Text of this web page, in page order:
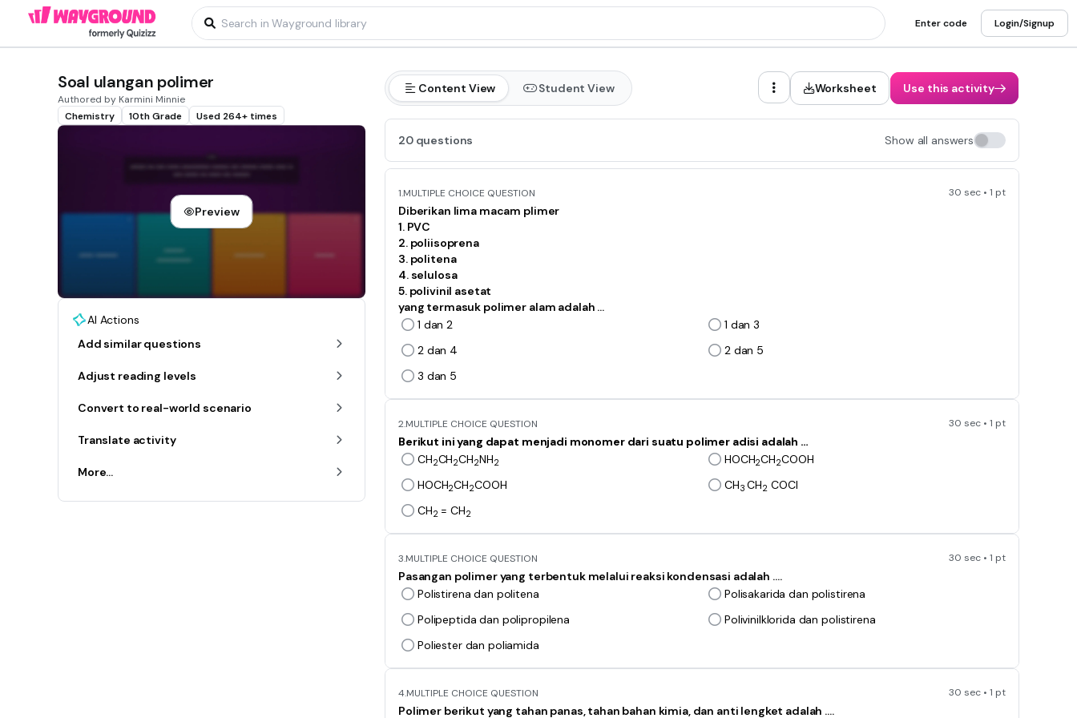
Enter code Login/Signup
Soal ulangan polimer
Authored by Karmini Minnie
Chemistry
10th Grade Used 264+ times
Preview
AI Actions
Add similar questions
Adjust reading levels
Convert to real-world scenario
Translate activity
More...
Content View Student View Worksheet Use this activity
20 questions Show all answers
1.MULTIPLE CHOICE QUESTION 30 sec • 1 pt
Diberikan lima macam plimer
1. PVC
2. poliisoprena
3. politena
4. selulosa
5. polivinil asetat
yang termasuk polimer alam adalah …
1 dan 2
1 dan 3
2 dan 4
2 dan 5
3 dan 5
2.MULTIPLE CHOICE QUESTION 30 sec • 1 pt
Berikut ini yang dapat menjadi monomer dari suatu polimer adisi adalah …
CH2CH2CH2NH2 HOCH2CH2COOH
HOCH2CH2COOH CH3CH2 COCl
CH2 ­ = CH2
3.MULTIPLE CHOICE QUESTION 30 sec • 1 pt
Pasangan polimer yang terbentuk melalui reaksi kondensasi adalah ….
Polistirena dan politena
Polisakarida dan polistirena
Polipeptida dan polipropilena
Polivinilklorida dan polistirena
Poliester dan poliamida
4.MULTIPLE CHOICE QUESTION 30 sec • 1 pt
Polimer berikut yang tahan panas, tahan bahan kimia, dan anti lengket adalah ….